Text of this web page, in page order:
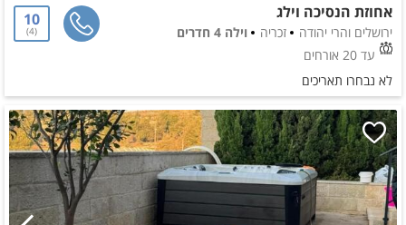
אחוזת הנסיכה וילג
ירושלים והרי יהודה זכריה
וילה 4 חדרים
עד 20 אורחים
10
4
לא נבחרו תאריכים